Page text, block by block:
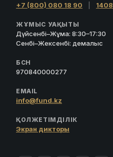
+7 (800) 080 18 90 1408
ЖҰМЫС УАҚЫТЫ
Дүйсенбі–Жұма: 8:30–17:30
Сенбі–Жексенбі: демалыс
БСН
970840000277
EMAIL
info@fund.kz
ҚОЛЖЕТІМДІЛІК
Экран дикторы